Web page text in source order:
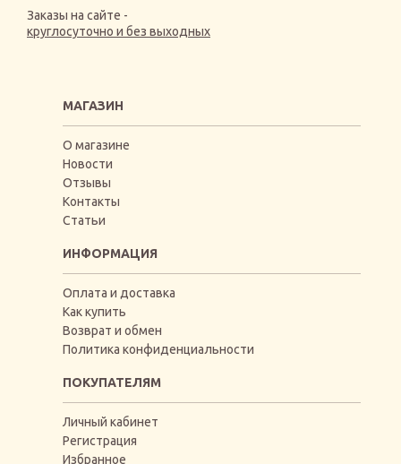
Заказы на сайте -
круглосуточно и без выходных
МАГАЗИН
О магазине
Новости
Отзывы
Контакты
Статьи
ИНФОРМАЦИЯ
Оплата и доставка
Как купить
Возврат и обмен
Политика конфиденциальности
ПОКУПАТЕЛЯМ
Личный кабинет
Регистрация
Избранное